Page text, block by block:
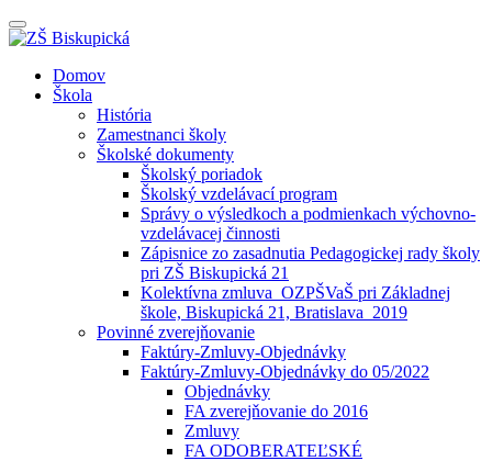
Prepínateľná
navigácia
Prejsť
Domov
Škola
História
Zamestnanci školy
Školské dokumenty
Školský poriadok
Školský vzdelávací program
Správy o výsledkoch a podmienkach výchovno-
vzdelávacej činnosti
Zápisnice zo zasadnutia Pedagogickej rady školy
pri ZŠ Biskupická 21
Kolektívna zmluva_OZPŠVaŠ pri Základnej
škole, Biskupická 21, Bratislava_2019
Povinné zverejňovanie
Faktúry-Zmluvy-Objednávky
Faktúry-Zmluvy-Objednávky do 05/2022
Objednávky
FA zverejňovanie do 2016
Zmluvy
FA ODOBERATEĽSKÉ